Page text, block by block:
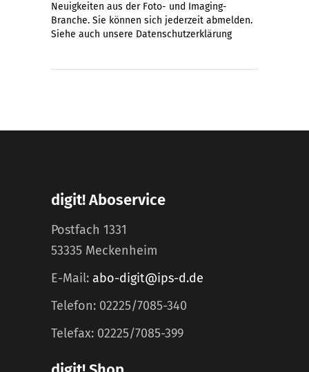
Neuigkeiten aus der Foto- und Imaging-
Branche. Sie können sich jederzeit abmelden.
Siehe auch unsere Datenschutzerklärung
digit! Aboservice
Postfach 1331
53335 Meckenheim
E-Mail: abo-digit@ips-d.de
Telefon: 02225/7085-340
Telefax: 02225/7085-399